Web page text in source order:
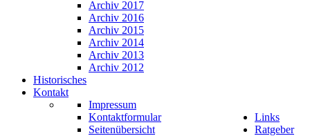
Archiv 2017
Archiv 2016
Archiv 2015
Archiv 2014
Archiv 2013
Archiv 2012
Historisches
Kontakt
Impressum
Kontaktformular
Seitenübersicht
Links
Ratgeber